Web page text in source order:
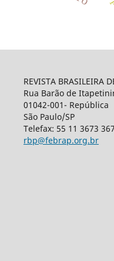
REVISTA BRASILEIRA
Rua Barão de
01042-001- República
São Paulo/SP
Telefax: 55 11 3673
rbp@febrap.org.br